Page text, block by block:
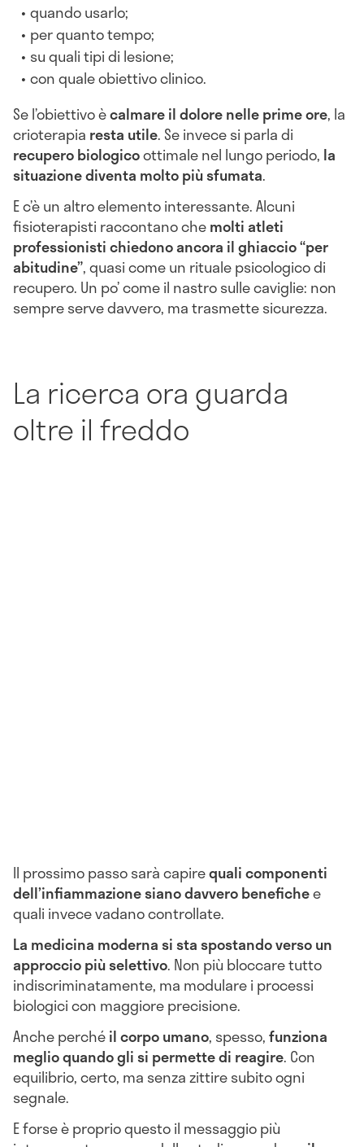
quando usarlo;
per quanto tempo;
su quali tipi di lesione;
con quale obiettivo clinico.
Se l’obiettivo ècalmare il dolore nelle prime ore, la
crioterapia resta utile. Se invece si parla di
recupero biologicoottimale nel lungo periodo, la
situazione diventa molto più sfumata.
E c’è un altro elemento interessante. Alcuni
fisioterapisti raccontano chemolti atleti
professionisti chiedono ancora il ghiaccio “per
abitudine”, quasi come un rituale psicologico di
recupero. Un po’ come il nastro sulle caviglie: non
sempre serve davvero, ma trasmette sicurezza.
La ricerca ora guarda
oltre il freddo
Il prossimo passo sarà capirequali componenti
dell’infiammazione siano davvero benefichee
quali invece vadano controllate.
La medicina moderna si sta spostando verso un
approccio più selettivo. Non più bloccare tutto
indiscriminatamente, ma modulare i processi
biologici con maggiore precisione.
Anche perchéil corpo umano, spesso,funziona
meglio quando gli si permette di reagire. Con
equilibrio, certo, ma senza zittire subito ogni
segnale.
E forse è proprio questo il messaggio più